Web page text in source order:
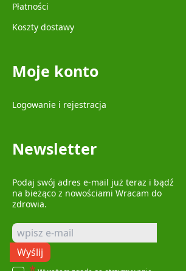
Płatności
Koszty dostawy
Moje konto
Logowanie i rejestracja
Newsletter
Podaj swój adres e-mail już teraz i bądź
na bieżąco z nowościami Wracam do
zdrowia.
Wyślij